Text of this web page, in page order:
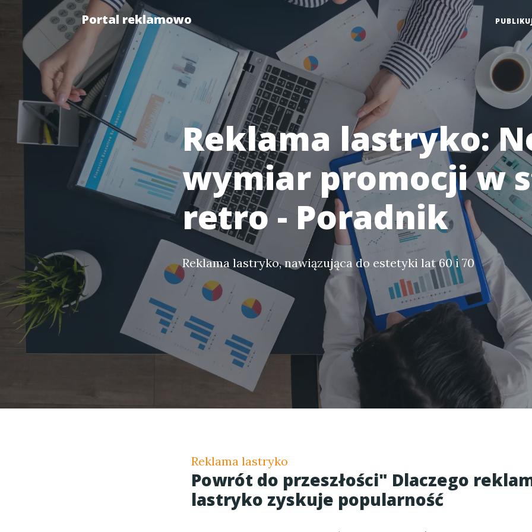
Portal reklamowo
Reklama lastryko:
wymiar promocji w
retro - Poradnik
Reklama lastryko, nawiązująca do estetyki lat 60 i 70
Reklama lastryko
Powrót do przeszłości" Dlaczego
lastryko zyskuje popularność